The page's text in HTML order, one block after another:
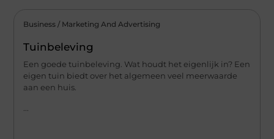
Business / Marketing And Advertising
Tuinbeleving
Een goede tuinbeleving. Wat houdt het eigenlijk in? Een
eigen tuin biedt over het algemeen veel meerwaarde
aan een huis.